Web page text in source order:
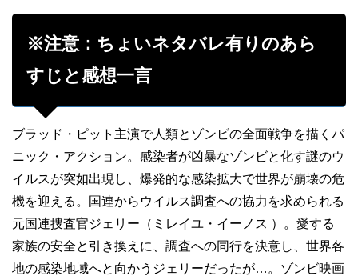
※注意：ちょいネタバレ有りのあら
すじと感想一言
ブラッド・ピット主演で人類とゾンビの全面戦争を描くパ
ニック・アクション。感染者が凶暴なゾンビと化す謎のウ
イルスが突如出現し、爆発的な感染拡大で世界が崩壊の危
機を迎える。国連からウイルス調査への協力を求められる
元国連捜査官ジェリー（ミレイユ・イーノス ）。愛する
家族の安全と引き換えに、調査への同行を決意し、世界各
地の感染地域へと向かうジェリーだったが…。ゾンビ映画